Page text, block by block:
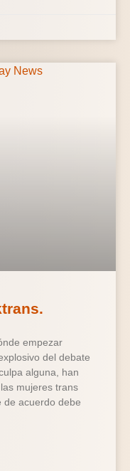
empezar
del debate
alguna, han
mujeres trans
de acuerdo debe